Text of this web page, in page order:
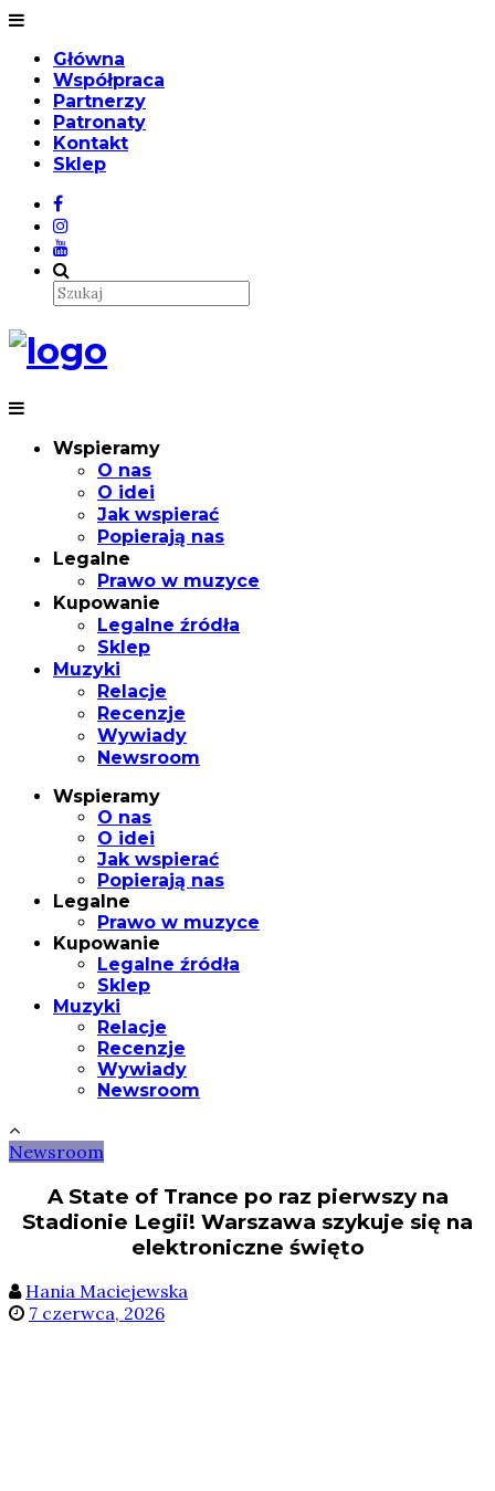
Główna
Współpraca
Partnerzy
Patronaty
Kontakt
Sklep
Wspieramy
O nas
O idei
Jak wspierać
Popierają nas
Legalne
Prawo w muzyce
Kupowanie
Legalne źródła
Sklep
Muzyki
Relacje
Recenzje
Wywiady
Newsroom
Wspieramy
O nas
O idei
Jak wspierać
Popierają nas
Legalne
Prawo w muzyce
Kupowanie
Legalne źródła
Sklep
Muzyki
Relacje
Recenzje
Wywiady
Newsroom
Newsroom
A State of Trance po raz pierwszy na
Stadionie Legii! Warszawa szykuje się na
elektroniczne święto
Hania Maciejewska
7 czerwca, 2026